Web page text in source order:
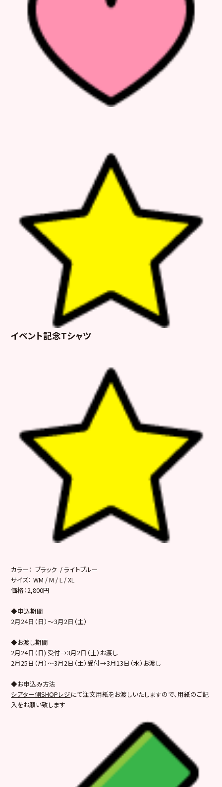
イベント記念Tシャツ
カラー： ブラック / ライトブルー
サイズ： WM / M / L / XL
価格：2,800円
◆申込期間
2月24日（日）～3月2日（土）
◆お渡し期間
2月24日（日) 受付→3月2日（土）お渡し
2月25日（月）～3月2日（土）受付→3月13日（水）お渡し
◆お申込み方法
シアター側SHOPレジにて注文用紙をお渡しいたしますので、用紙のご記
入をお願い致します